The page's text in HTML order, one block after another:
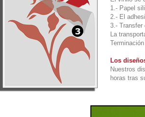
1.- Papel
2.- El
3.- Transfer
La
Los
Nuestros
horas tras